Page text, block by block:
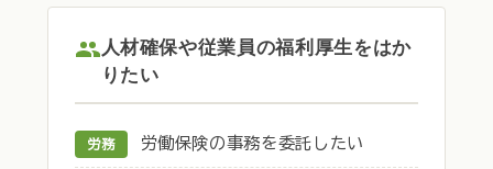
人材確保や従業員の福利厚生をはか
りたい
労務 労働保険の事務を委託したい